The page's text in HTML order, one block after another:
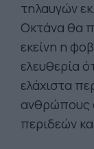
τηλαυγών
Οκτάνα θα
εκείνη η
ελευθερία
ελάχιστα
ανθρώπους
περιδεών